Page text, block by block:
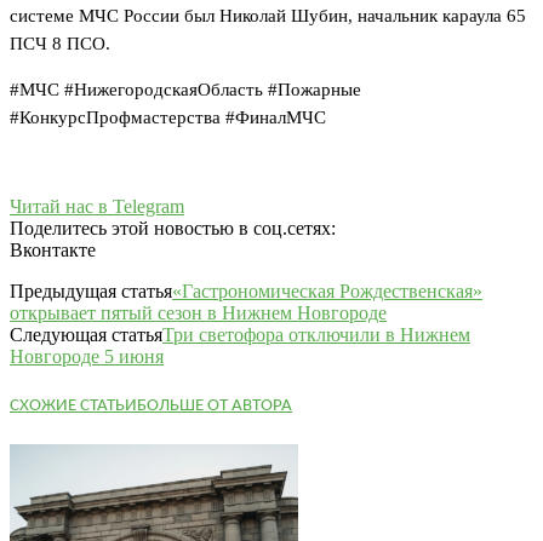
системе МЧС России был Николай Шубин, начальник караула 65
ПСЧ 8 ПСО.
#МЧС #НижегородскаяОбласть #Пожарные
#КонкурсПрофмастерства #ФиналМЧС
Читай нас в Telegram
Поделитесь этой новостью в соц.сетях:
Вконтакте
Предыдущая статья«Гастрономическая Рождественская»
открывает пятый сезон в Нижнем Новгороде
Следующая статьяТри светофора отключили в Нижнем
Новгороде 5 июня
СХОЖИЕ СТАТЬИБОЛЬШЕ ОТ АВТОРА